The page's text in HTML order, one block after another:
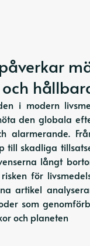
i modern
den globala
alarmerande.
till skadliga
långt
för
artikel
som
och planeten